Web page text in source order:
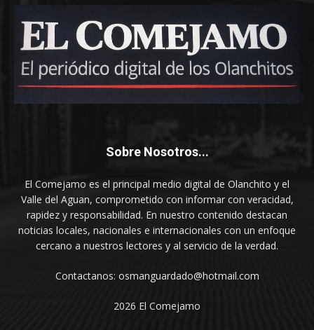
Sobre Nosotros...
El Comejamo es el principal medio digital de Olanchito y el
Valle del Aguan, comprometido con informar con veracidad,
rapidez y responsabilidad. En nuestro contenido destacan
noticias locales, nacionales e internacionales con un enfoque
cercano a nuestros lectores y al servicio de la verdad.
Contactanos: osmanguardado@hotmail.com
2026 El Comejamo